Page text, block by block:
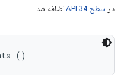
در سطح API 34 اضافه شد
()